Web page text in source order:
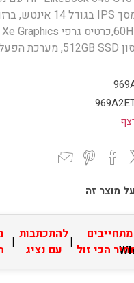
מוצר זה
מתחייבים
הכי זול |להתכתבות
עם נציג
|